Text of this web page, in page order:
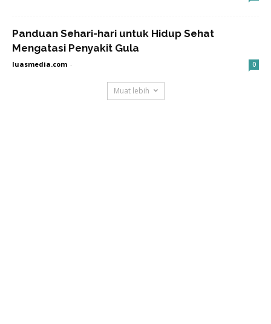
Panduan Sehari-hari untuk Hidup Sehat
Mengatasi Penyakit Gula
luasmedia.com - 0
Muat lebih